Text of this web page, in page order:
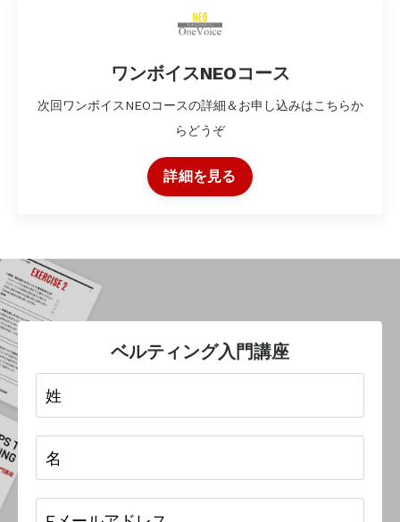
ワンボイスNEOコース
次回ワンボイスNEOコースの詳細＆お申し込みはこちらか
らどうぞ
詳細を見る
ベルティング入門講座